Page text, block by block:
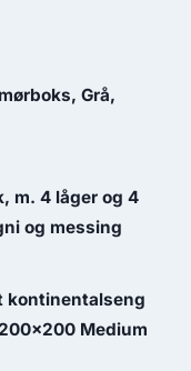
Grå,
m. 4 låger og 4
og messing
kontinentalseng
Medium